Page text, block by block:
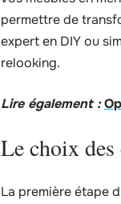
permettre de
expert en DIY ou
relooking.
Lire également :
Le choix
La première étape